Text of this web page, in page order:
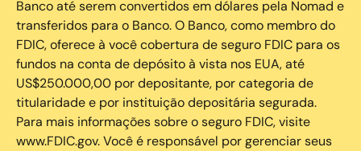
Banco até serem convertidos em dólares pela Nomad e
transferidos para o Banco. O Banco, como membro do
FDIC, oferece à você cobertura de seguro FDIC para os
fundos na conta de depósito à vista nos EUA, até
US$250.000,00 por depositante, por categoria de
titularidade e por instituição depositária segurada.
Para mais informações sobre o seguro FDIC, visite
www.FDIC.gov. Você é responsável por gerenciar seus